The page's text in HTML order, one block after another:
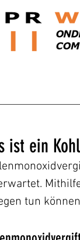
ist ein
tun